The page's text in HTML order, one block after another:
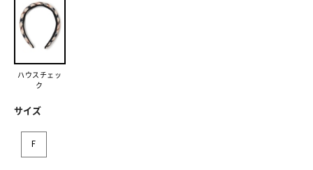
ハウスチェッ
ク
サイズ
F